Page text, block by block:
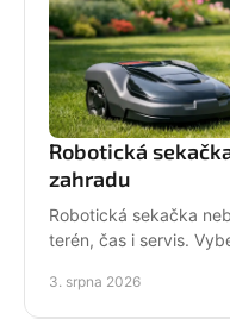
Robotická
zahradu
Robotická sekačka
terén, čas i servis.
sezónu.
3. srpna 2026